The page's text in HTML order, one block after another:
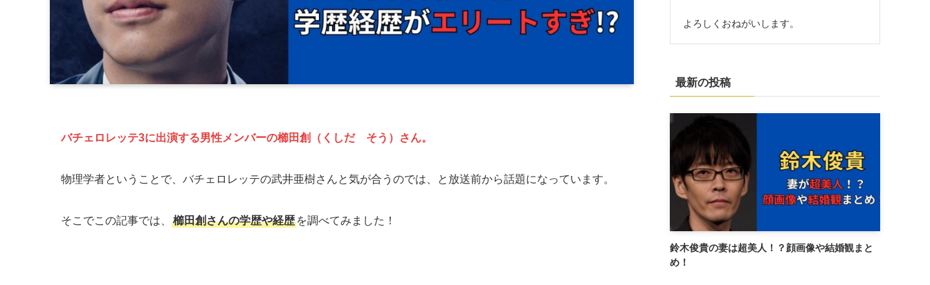
バチェロレッテ3に出演する男性メンバーの櫛田創（くしだ そう）さん。
物理学者ということで、バチェロレッテの武井亜樹さんと気が合うのでは、と放送前から話題になっています。
そこでこの記事では、 櫛田創さんの学歴や経歴 を調べてみました！
よろしくおねがいします。
最新の投稿
鈴木俊貴の妻は超美人！？顔画像や結婚観まと
め！